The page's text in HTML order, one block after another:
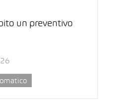
un preventivo